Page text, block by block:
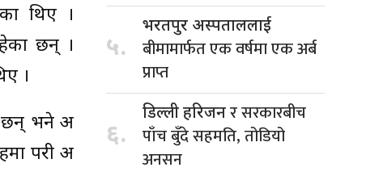
थिए ।
छन् ।
।
छन् भने अरु
परी अरु
५.
भरतपुर अस्पताललाई
बीमामार्फत एक वर्षमा एक अर्ब
प्राप्त
६.
डिल्ली हरिजनर सरकारबीच
पाँच बुँदे सहमति, तोडियो
अनसन